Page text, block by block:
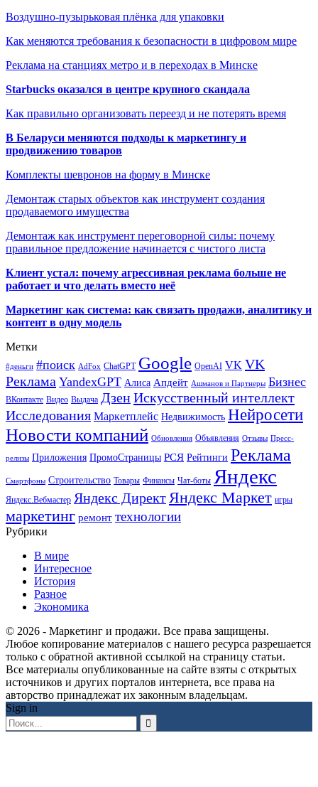
Воздушно-пузырьковая плёнка для упаковки
Как меняются требования к безопасности в цифровом мире
Реклама на станциях метро и в переходах в Минске
Starbucks оказался в центре крупного скандала
Как правильно организовать переезд и не потерять время
В Беларуси меняются подходы к маркетингу и
продвижению товаров
Комплекты шевронов на форму в Минске
Демонтаж старых объектов как инструмент создания
продаваемого имущества
Демонтаж как инструмент переговорной силы: почему
правильное предложение начинается с чистого листа
Клиент устал: почему агрессивная реклама больше не
работает и что делать вместо неё
Маркетинг как система: как связать продажи, аналитику и
контент в одну модель
Метки
#деньги #поиск AdFox ChatGPT Google OpenAI VK VK
Реклама YandexGPT Алиса Апдейт Ашманов и Партнеры Бизнес
ВКонтакте Видео Выдача ДзенИскусственный интеллект
Исследования Маркетплейс Недвижимость Нейросети
Новости компаний Обновления Объявления Отзывы Пресс-
релизы Приложения ПромоСтраницы РСЯ Рейтинги Реклама
Смартфоны Строительство Товары Финансы Чат-боты Яндекс
Яндекс.Вебмастер Яндекс ДиректЯндекс Маркет игры
маркетинг ремонт технологии
Рубрики
В мире
Интересное
История
Разное
Экономика
© 2026 - Маркетинг и продажи. Все права защищены.
Любое копирование материалов с нашего ресурса разрешается
только с обратной активной ссылкой на страницу статьи.
Все материалы опубликованные на сайте взяты с открытых
источников и других порталов интернета, все права на
авторство принадлежат их законным владельцам.
Sign in